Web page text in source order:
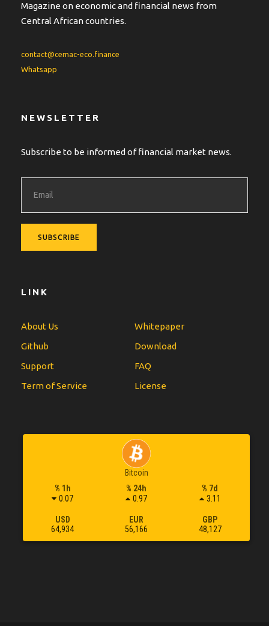
Magazine on economic and financial news from
Central African countries.
contact@cemac-eco.finance
Whatsapp
NEWSLETTER
Subscribe to be informed of financial market news.
LINK
About Us
Whitepaper
Github
Download
Support
FAQ
Term of Service
License
Bitcoin
% 1h
0.07
% 24h
0.97
% 7d
3.11
USD
64,934
EUR
56,166
GBP
48,127